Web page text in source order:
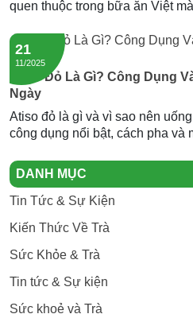
quen thuộc trong bữa ăn Việt
21
11/2025
Atiso Đỏ Là Gì? Công Dụng
Ngày
Atiso đỏ là gì và vì sao nên
công dụng nổi bật, cách pha và
DANH MỤC
Tin Tức & Sự Kiện
Kiến Thức Về Trà
Sức Khỏe & Trà
Tin tức & Sự kiện
Sức khoẻ và Trà